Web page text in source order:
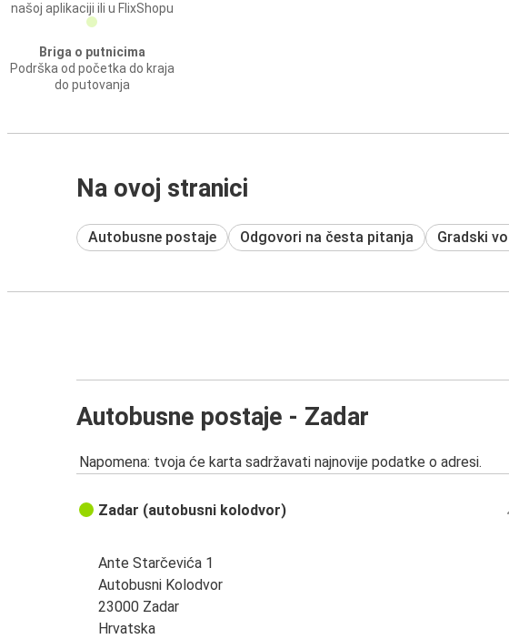
našoj aplikaciji ili u FlixShopu
Briga o putnicima
Podrška od početka do kraja
do putovanja
Na ovoj stranici
Autobusne postaje Odgovori na česta pitanja Gradski
Autobusne postaje - Zadar
Napomena: tvoja će karta sadržavati najnovije podatke o adresi.
Zadar (autobusni kolodvor)
Ante Starčevića 1
Autobusni Kolodvor
23000 Zadar
Hrvatska